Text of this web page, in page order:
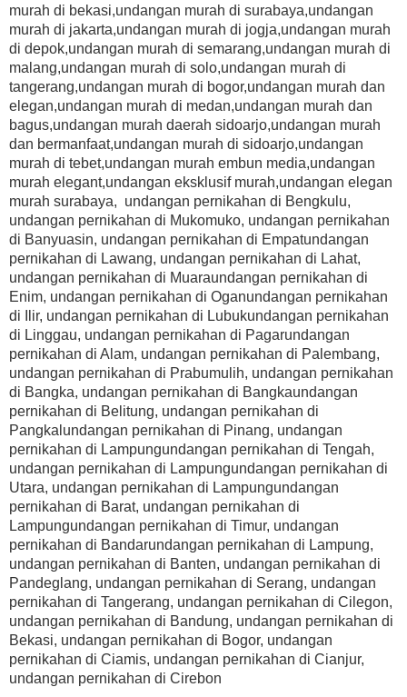
murah di bekasi,undangan murah di surabaya,undangan
murah di jakarta,undangan murah di jogja,undangan murah
di depok,undangan murah di semarang,undangan murah di
malang,undangan murah di solo,undangan murah di
tangerang,undangan murah di bogor,undangan murah dan
elegan,undangan murah di medan,undangan murah dan
bagus,undangan murah daerah sidoarjo,undangan murah
dan bermanfaat,undangan murah di sidoarjo,undangan
murah di tebet,undangan murah embun media,undangan
murah elegant,undangan eksklusif murah,undangan elegan
murah surabaya, undangan pernikahan di Bengkulu,
undangan pernikahan di Mukomuko, undangan pernikahan
di Banyuasin, undangan pernikahan di Empatundangan
pernikahan di Lawang, undangan pernikahan di Lahat,
undangan pernikahan di Muaraundangan pernikahan di
Enim, undangan pernikahan di Oganundangan pernikahan
di Ilir, undangan pernikahan di Lubukundangan pernikahan
di Linggau, undangan pernikahan di Pagarundangan
pernikahan di Alam, undangan pernikahan di Palembang,
undangan pernikahan di Prabumulih, undangan pernikahan
di Bangka, undangan pernikahan di Bangkaundangan
pernikahan di Belitung, undangan pernikahan di
Pangkalundangan pernikahan di Pinang, undangan
pernikahan di Lampungundangan pernikahan di Tengah,
undangan pernikahan di Lampungundangan pernikahan di
Utara, undangan pernikahan di Lampungundangan
pernikahan di Barat, undangan pernikahan di
Lampungundangan pernikahan di Timur, undangan
pernikahan di Bandarundangan pernikahan di Lampung,
undangan pernikahan di Banten, undangan pernikahan di
Pandeglang, undangan pernikahan di Serang, undangan
pernikahan di Tangerang, undangan pernikahan di Cilegon,
undangan pernikahan di Bandung, undangan pernikahan di
Bekasi, undangan pernikahan di Bogor, undangan
pernikahan di Ciamis, undangan pernikahan di Cianjur,
undangan pernikahan di Cirebon